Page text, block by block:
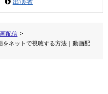
配信 >
をネットで視聴する方法｜動画配